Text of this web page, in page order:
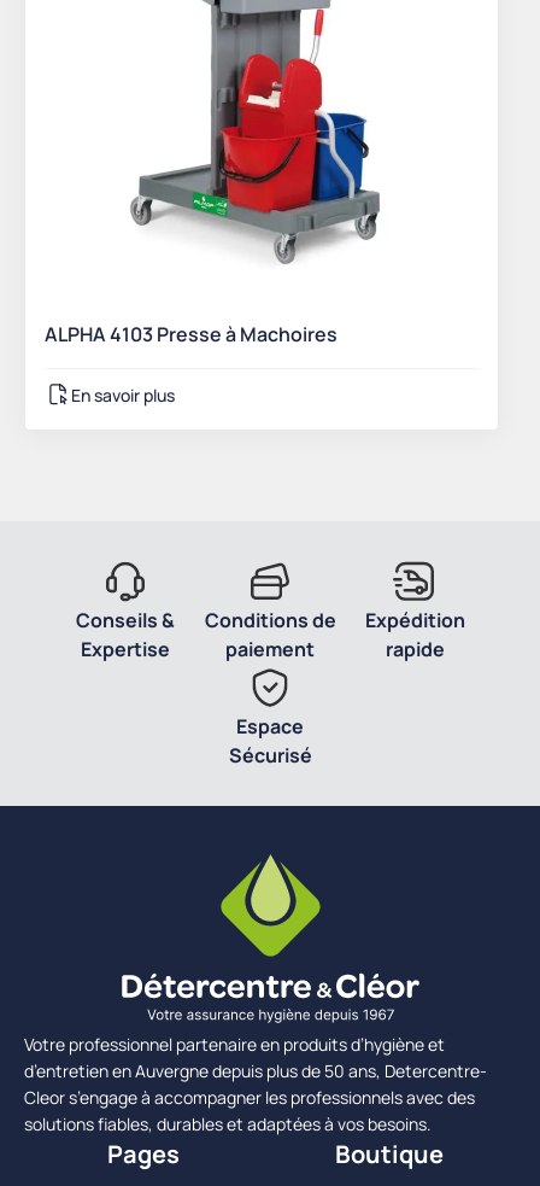
ALPHA 4103 Presse à Machoires
En savoir plus
Conseils &
Expertise
Conditions de
paiement
Expédition
rapide
Espace
Sécurisé
Votre professionnel partenaire en produits d’hygiène et
d’entretien en Auvergne depuis plus de 50 ans, Detercentre-
Cleor s’engage à accompagner les professionnels avec des
solutions fiables, durables et adaptées à vos besoins.
Pages Boutique